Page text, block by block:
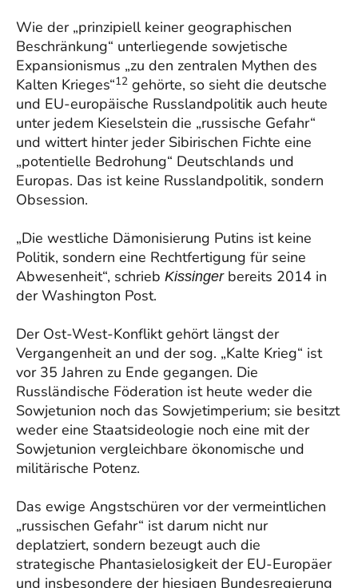
Wie der „prinzipiell keiner geographischen
Beschränkung“ unterliegende sowjetische
Expansionismus „zu den zentralen Mythen des
Kalten Krieges“12 gehörte, so sieht die deutsche
und EU-europäische Russlandpolitik auch heute
unter jedem Kieselstein die „russische Gefahr“
und wittert hinter jeder Sibirischen Fichte eine
„potentielle Bedrohung“ Deutschlands und
Europas. Das ist keine Russlandpolitik, sondern
Obsession.
„Die westliche Dämonisierung Putins ist keine
Politik, sondern eine Rechtfertigung für seine
Abwesenheit“, schrieb Kissingerbereits 2014 in
der Washington Post.
Der Ost-West-Konflikt gehört längst der
Vergangenheit an und der sog. „Kalte Krieg“ ist
vor 35 Jahren zu Ende gegangen. Die
Russländische Föderation ist heute weder die
Sowjetunion noch das Sowjetimperium; sie besitzt
weder eine Staatsideologie noch eine mit der
Sowjetunion vergleichbare ökonomische und
militärische Potenz.
Das ewige Angstschüren vor der vermeintlichen
„russischen Gefahr“ ist darum nicht nur
deplatziert, sondern bezeugt auch die
strategische Phantasielosigkeit der EU-Europäer
und insbesondere der hiesigen Bundesregierung